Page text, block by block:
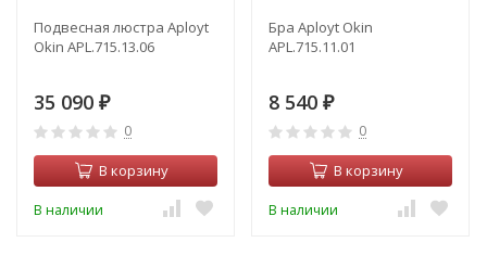
Подвесная люстра Aployt
Okin APL.715.13.06
35 090 ₽
0
В корзину
В наличии
Бра Aployt Okin
APL.715.11.01
8 540 ₽
0
В корзину
В наличии